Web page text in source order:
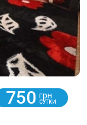
750 грн
СУТКИ